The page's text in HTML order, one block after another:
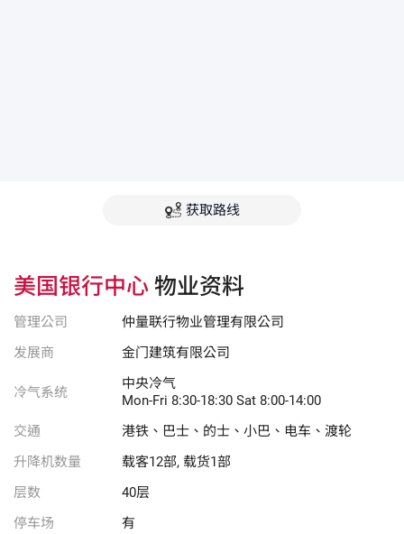
获取路线
美国银行中心 物业资料
管理公司
仲量联行物业管理有限公司
发展商
金门建筑有限公司
冷气系统
中央冷气
Mon-Fri 8:30-18:30 Sat 8:00-14:00
交通
港铁、巴士、的士、小巴、电车、渡轮
升降机数量
载客12部, 载货1部
层数
40层
停车场
有